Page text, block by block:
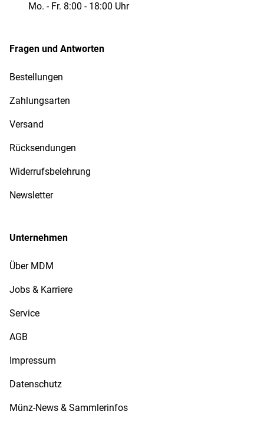
Mo. - Fr. 8:00 - 18:00 Uhr
Fragen und Antworten
Bestellungen
Zahlungsarten
Versand
Rücksendungen
Widerrufsbelehrung
Newsletter
Unternehmen
Über MDM
Jobs & Karriere
Service
AGB
Impressum
Datenschutz
Münz-News & Sammlerinfos